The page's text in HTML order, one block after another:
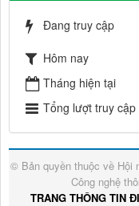
Đang truy cập
Hôm nay
Tháng hiện tại
Tổng lượt truy cập
© Bản quyền thuộc về Hội
Công nghệ
TRANG THÔNG TIN